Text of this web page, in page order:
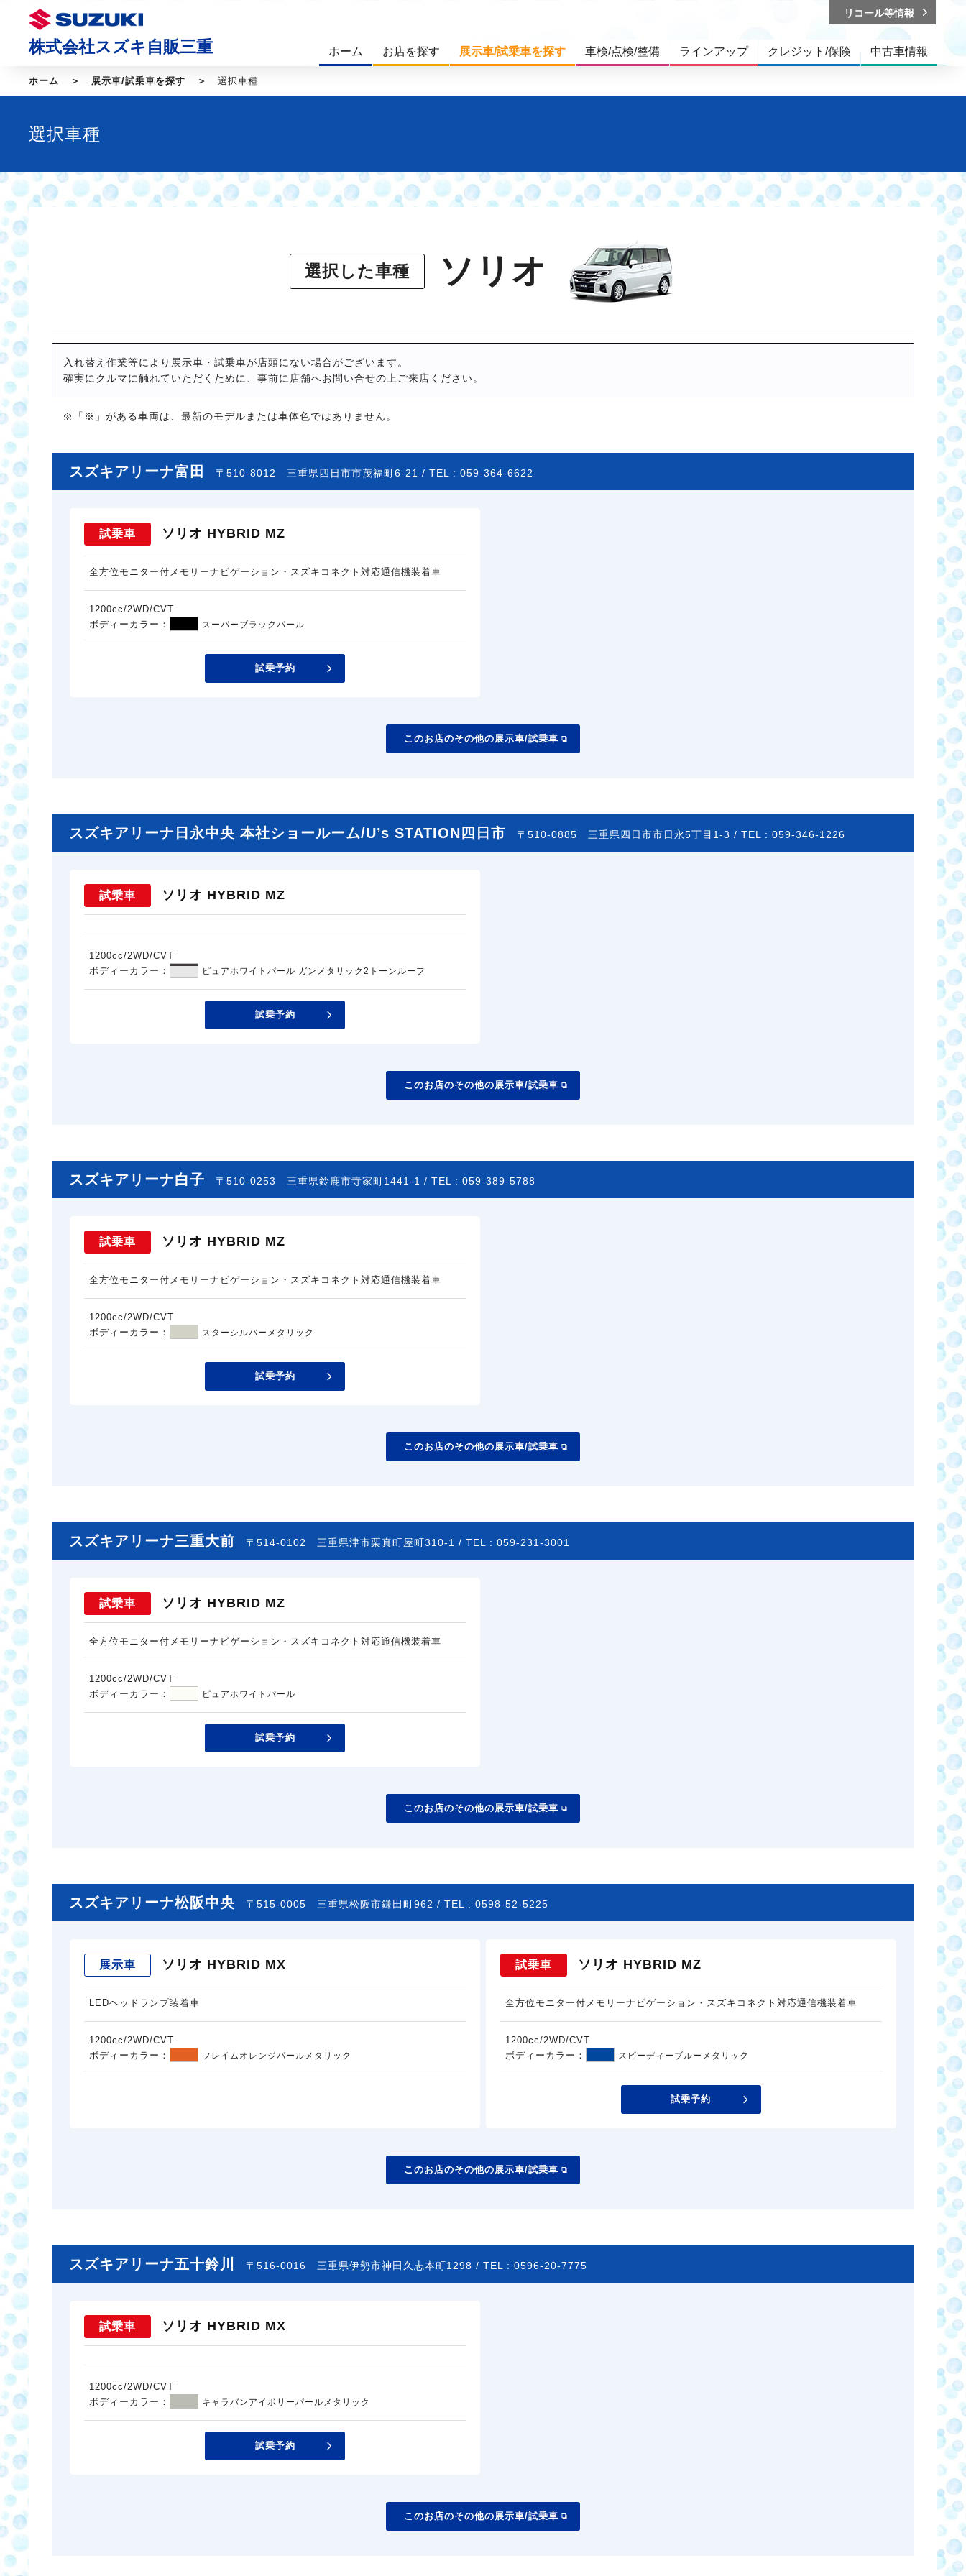
株式会社スズキ自販三重 ホーム お店を探す 展示車/試乗車を探す 車検/点検/整備 ラインアップ クレジット/保険 中古車情報
リコール等情報
ホーム 展示車/試乗車を探す 選択車種
選択車種
選択した車種 ソリオ
入れ替え作業等により展示車・試乗車が店頭にない場合がございます。
確実にクルマに触れていただくために、事前に店舗へお問い合せの上ご来店ください。
※「※」がある車両は、最新のモデルまたは車体色ではありません。
スズキアリーナ富田 〒510-8012 三重県四日市市茂福町6-21 / TEL : 059-364-6622
試乗車 ソリオ HYBRID MZ
全方位モニター付メモリーナビゲーション・スズキコネクト対応通信機装着車
1200cc/2WD/CVT
ボディーカラー：
スーパーブラックパール
試乗予約
このお店のその他の展示車/試乗車
スズキアリーナ日永中央 本社ショールーム/U’s STATION四日市 〒510-0885 三重県四日市市日永5丁目1-3 / TEL : 059-346-1226
試乗車 ソリオ HYBRID MZ
1200cc/2WD/CVT
ボディーカラー：
ピュアホワイトパール ガンメタリック2トーンルーフ
試乗予約
このお店のその他の展示車/試乗車
スズキアリーナ白子 〒510-0253 三重県鈴鹿市寺家町1441-1 / TEL : 059-389-5788
試乗車 ソリオ HYBRID MZ
全方位モニター付メモリーナビゲーション・スズキコネクト対応通信機装着車
1200cc/2WD/CVT
ボディーカラー：
スターシルバーメタリック
試乗予約
このお店のその他の展示車/試乗車
スズキアリーナ三重大前 〒514-0102 三重県津市栗真町屋町310-1 / TEL : 059-231-3001
試乗車 ソリオ HYBRID MZ
全方位モニター付メモリーナビゲーション・スズキコネクト対応通信機装着車
1200cc/2WD/CVT
ボディーカラー：
ピュアホワイトパール
試乗予約
このお店のその他の展示車/試乗車
スズキアリーナ松阪中央 〒515-0005 三重県松阪市鎌田町962 / TEL : 0598-52-5225
展示車 ソリオ HYBRID MX
LEDヘッドランプ装着車
1200cc/2WD/CVT
ボディーカラー：
フレイムオレンジパールメタリック
試乗車 ソリオ HYBRID MZ
全方位モニター付メモリーナビゲーション・スズキコネクト対応通信機装着車
1200cc/2WD/CVT
ボディーカラー：
スピーディーブルーメタリック
試乗予約
このお店のその他の展示車/試乗車
スズキアリーナ五十鈴川 〒516-0016 三重県伊勢市神田久志本町1298 / TEL : 0596-20-7775
試乗車 ソリオ HYBRID MX
1200cc/2WD/CVT
ボディーカラー：
キャラバンアイボリーパールメタリック
試乗予約
このお店のその他の展示車/試乗車